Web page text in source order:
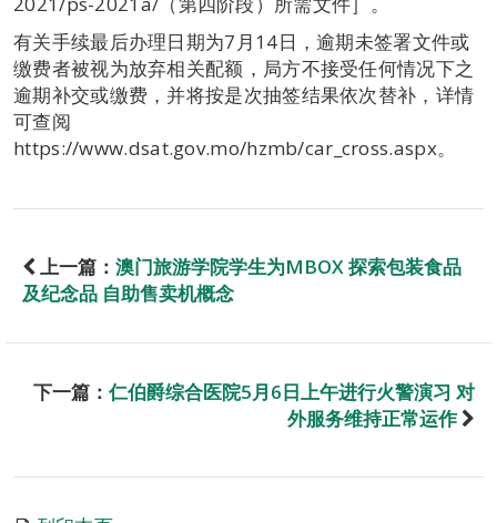
有关手续最后办理日期为7月14日，逾期未签署文件或
缴费者被视为放弃相关配额，局方不接受任何情况下之
逾期补交或缴费，并将按是次抽签结果依次替补，详情
可查阅
https://www.dsat.gov.mo/hzmb/car_cross.aspx。
上一篇： 澳门旅游学院学生为MBOX 探索包装食品
及纪念品 自助售卖机概念
下一篇：仁伯爵综合医院5月6日上午进行火警演习 对
外服务维持正常运作